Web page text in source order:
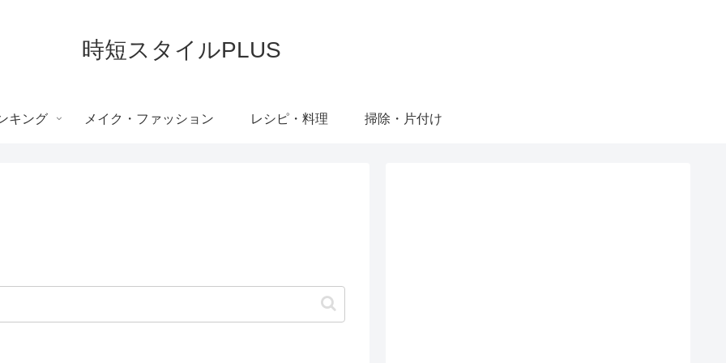
時短スタイルPLUS
キング メイク・ファッション レシピ・料理 掃除・片付け